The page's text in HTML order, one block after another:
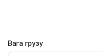
Вага грузу